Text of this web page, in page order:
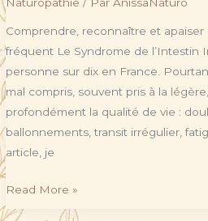
Comprendre, reconnaître et
fréquent Le Syndrome de l’Intestin
personne sur dix en France.
mal compris, souvent pris à la
profondément la qualité de vie :
ballonnements, transit irrégulier,
article, je
Read More »